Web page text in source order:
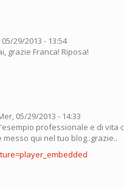
29/2013 - 13:54
grazie Franca! Riposa!
05/29/2013 - 14:33
professionale e di vita
qui nel tuo blog..grazie..